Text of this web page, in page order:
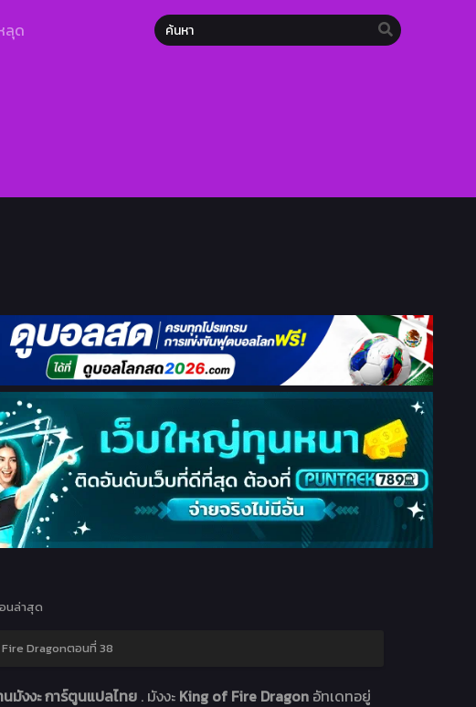
ลุด
นล่าสุด
Dragonตอนที่ 38
มังงะ การ์ตูนแปลไทย . มังงะ King of Fire Dragon อัทเดทอยู่